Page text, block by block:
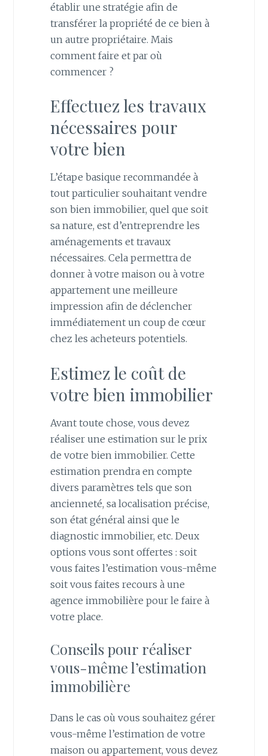
établir une stratégie afin de
transférer la propriété de ce bien à
un autre propriétaire. Mais
comment faire et par où
commencer ?
Effectuez les travaux
nécessaires pour
votre bien
L’étape basique recommandée à
tout particulier souhaitant vendre
son bien immobilier, quel que soit
sa nature, est d’entreprendre les
aménagements et travaux
nécessaires. Cela permettra de
donner à votre maison ou à votre
appartement une meilleure
impression afin de déclencher
immédiatement un coup de cœur
chez les acheteurs potentiels.
Estimez le coût de
votre bien immobilier
Avant toute chose, vous devez
réaliser une estimation sur le prix
de votre bien immobilier. Cette
estimation prendra en compte
divers paramètres tels que son
ancienneté, sa localisation précise,
son état général ainsi que le
diagnostic immobilier, etc. Deux
options vous sont offertes : soit
vous faites l’estimation vous-même
soit vous faites recours à une
agence immobilière pour le faire à
votre place.
Conseils pour réaliser
vous-même l’estimation
immobilière
Dans le cas où vous souhaitez gérer
vous-même l’estimation de votre
maison ou appartement, vous devez